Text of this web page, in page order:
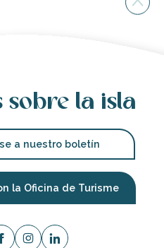
sobre la isla
a nuestro boletín
la Oficina de Turisme